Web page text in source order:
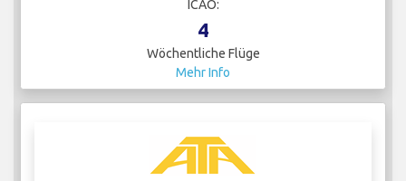
ICAO:
4
Wöchentliche Flüge
Mehr Info